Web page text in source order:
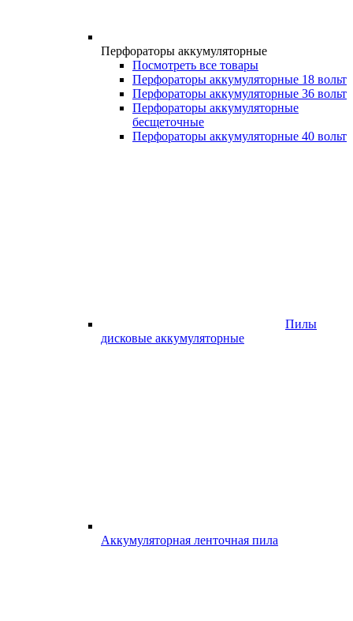
Перфораторы аккумуляторные
Посмотреть все товары
Перфораторы аккумуляторные 18 вольт
Перфораторы аккумуляторные 36 вольт
Перфораторы аккумуляторные
бесщеточные
Перфораторы аккумуляторные 40 вольт
Пилы
дисковые аккумуляторные
Аккумуляторная ленточная пила